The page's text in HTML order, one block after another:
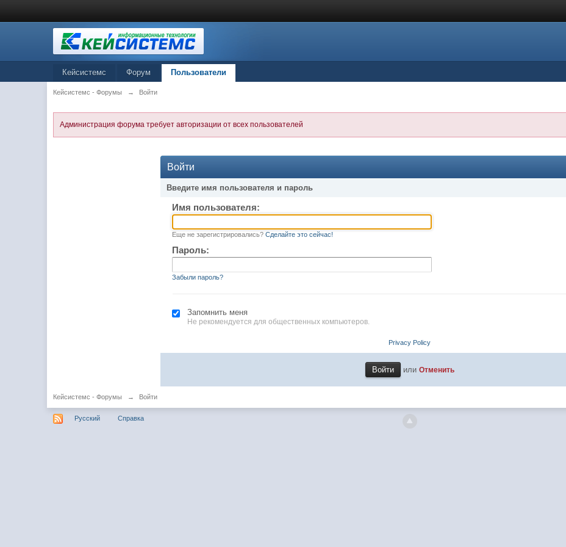
Кейсистемс Форум Пользователи
Кейсистемс - Форумы → Войти
Администрация форума требует авторизации от всех пользователей
Войти
Введите имя пользователя и пароль
Имя пользователя:
Еще не зарегистрировались? Сделайте это сейчас!
Пароль:
Забыли пароль?
Запомнить меня
Не рекомендуется для общественных компьютеров.
Privacy Policy
или Отменить
Кейсистемс - Форумы → Войти
Русский Справка